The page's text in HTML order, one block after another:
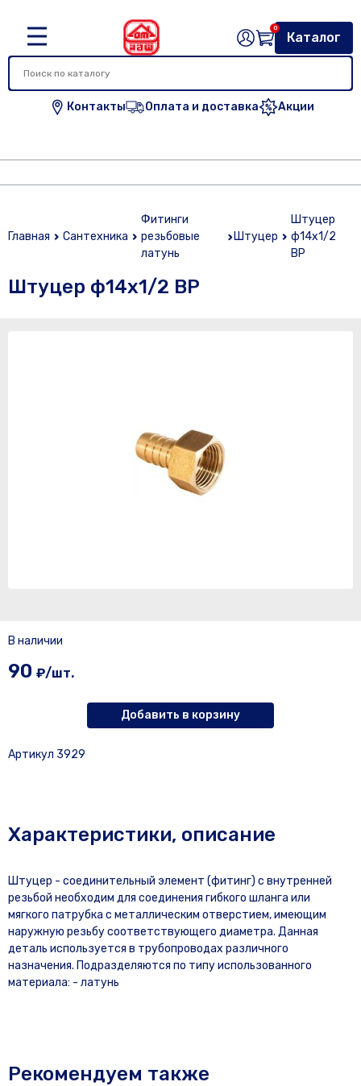
Контакты Оплата и доставка Акции
Каталог
0
Главная Сантехника
Фитинги
резьбовые
латунь
Штуцер
Штуцер
ф14х1/2
ВР
Штуцер ф14х1/2 ВР
В наличии
90 ₽/шт.
Добавить в корзину
Артикул 3929
Характеристики, описание
Штуцер - соединительный элемент (фитинг) с внутренней
резьбой необходим для соединения гибкого шланга или
мягкого патрубка с металлическим отверстием, имеющим
наружную резьбу соответствующего диаметра. Данная
деталь используется в трубопроводах различного
назначения. Подразделяются по типу использованного
материала: - латунь
Рекомендуем также